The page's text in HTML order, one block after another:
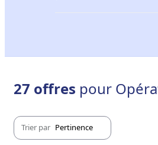
27 offres pour
Trier par Pertinence